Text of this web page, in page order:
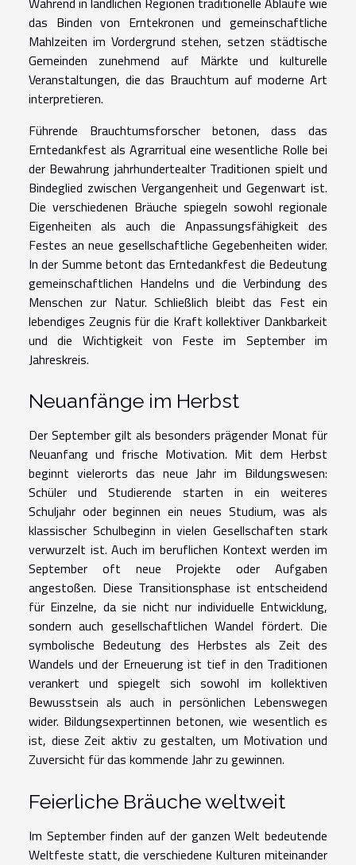
das Binden von Erntekronen und gemeinschaftliche
Mahlzeiten im Vordergrund stehen, setzen städtische
Gemeinden zunehmend auf Märkte und kulturelle
Veranstaltungen, die das Brauchtum auf moderne Art
interpretieren.
Führende Brauchtumsforscher betonen, dass das
Erntedankfest als Agrarritual eine wesentliche Rolle bei
der Bewahrung jahrhundertealter Traditionen spielt und
Bindeglied zwischen Vergangenheit und Gegenwart ist.
Die verschiedenen Bräuche spiegeln sowohl regionale
Eigenheiten als auch die Anpassungsfähigkeit des
Festes an neue gesellschaftliche Gegebenheiten wider.
In der Summe betont das Erntedankfest die Bedeutung
gemeinschaftlichen Handelns und die Verbindung des
Menschen zur Natur. Schließlich bleibt das Fest ein
lebendiges Zeugnis für die Kraft kollektiver Dankbarkeit
und die Wichtigkeit von Feste im September im
Jahreskreis.
Neuanfänge im Herbst
Der September gilt als besonders prägender Monat für
Neuanfang und frische Motivation. Mit dem Herbst
beginnt vielerorts das neue Jahr im Bildungswesen:
Schüler und Studierende starten in ein weiteres
Schuljahr oder beginnen ein neues Studium, was als
klassischer Schulbeginn in vielen Gesellschaften stark
verwurzelt ist. Auch im beruflichen Kontext werden im
September oft neue Projekte oder Aufgaben
angestoßen. Diese Transitionsphase ist entscheidend
für Einzelne, da sie nicht nur individuelle Entwicklung,
sondern auch gesellschaftlichen Wandel fördert. Die
symbolische Bedeutung des Herbstes als Zeit des
Wandels und der Erneuerung ist tief in den Traditionen
verankert und spiegelt sich sowohl im kollektiven
Bewusstsein als auch in persönlichen Lebenswegen
wider. Bildungsexpertinnen betonen, wie wesentlich es
ist, diese Zeit aktiv zu gestalten, um Motivation und
Zuversicht für das kommende Jahr zu gewinnen.
Feierliche Bräuche weltweit
Im September finden auf der ganzen Welt bedeutende
Weltfeste statt, die verschiedene Kulturen miteinander